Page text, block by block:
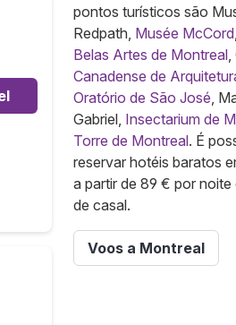
pontos turísticos são
Redpath, Musée McCord,
Belas Artes de Montreal,
Canadense de
Oratório de São José,
Gabriel, Insectarium de
Torre de Montreal. É
reservar hotéis baratos
a partir de 89 € por noite
de casal.
Voos a Montreal